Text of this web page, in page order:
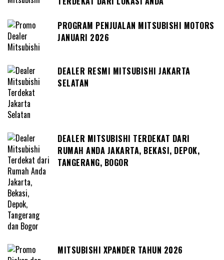
PROGRAM PENJUALAN MITSUBISHI MOTORS
JANUARI 2026
DEALER RESMI MITSUBISHI JAKARTA
SELATAN
DEALER MITSUBISHI TERDEKAT DARI
RUMAH ANDA JAKARTA, BEKASI, DEPOK,
TANGERANG, BOGOR
MITSUBISHI XPANDER TAHUN 2026